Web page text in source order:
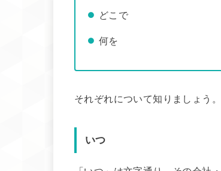
どこで
何を
それぞれについて知りましょう。
いつ